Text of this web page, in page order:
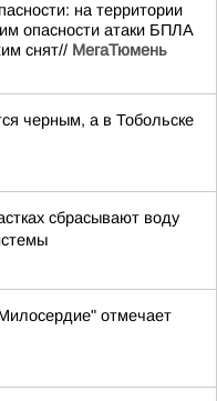
на территории
опасности атаки БПЛА
снят// МегаТюмень
черным, а в Тобольске
сбрасывают воду
отмечает